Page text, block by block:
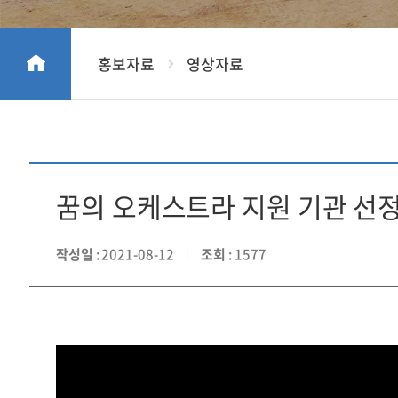
홍보자료 영상자료
꿈의 오케스트라 지원 기관 선
작성일 : 2021-08-12 조회 : 1577